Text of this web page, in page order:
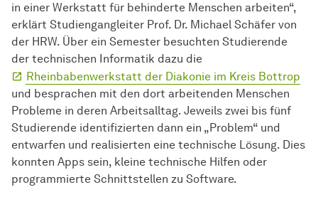
in einer Werkstatt für behinderte Menschen arbeiten“,
erklärt Studiengangleiter Prof. Dr. Michael Schäfer von
der HRW. Über ein Semester besuchten Studierende
der technischen Informatik dazu die
Rheinbabenwerkstatt der Diakonie im Kreis Bottrop
und besprachen mit den dort arbeitenden Menschen
Probleme in deren Arbeitsalltag. Jeweils zwei bis fünf
Studierende identifizierten dann ein „Problem“ und
entwarfen und realisierten eine technische Lösung. Dies
konnten Apps sein, kleine technische Hilfen oder
programmierte Schnittstellen zu Software.